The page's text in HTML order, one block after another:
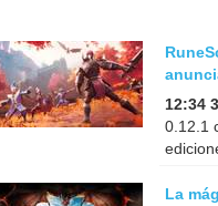
12:34
0.12.1
La